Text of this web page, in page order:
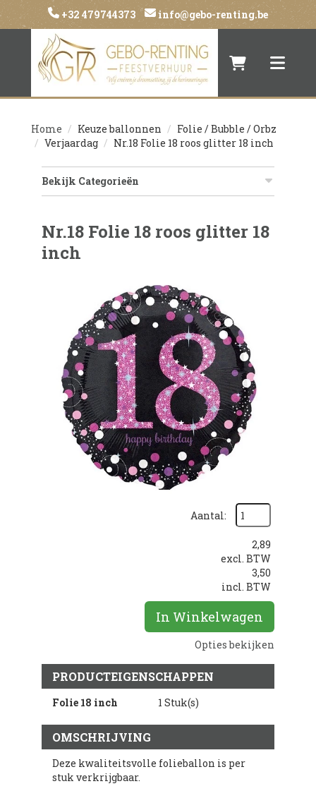
+32 479744373 info@gebo-renting.be
Naar Toggle
Home Keuze ballonnen
Folie / Bubble / Orbz
Verjaardag
Nr.18 Folie 18 roos glitter 18 inch
Bekijk Categorieën
Nr.18 Folie 18 roos glitter 18
inch
Aantal:
2,89
excl. BTW
3,50
incl. BTW
In Winkelwagen
Opties bekijken
PRODUCTEIGENSCHAPPEN
Folie 18 inch 1 Stuk(s)
OMSCHRIJVING
Deze kwaliteitsvolle folieballon is per
stuk verkrijgbaar.